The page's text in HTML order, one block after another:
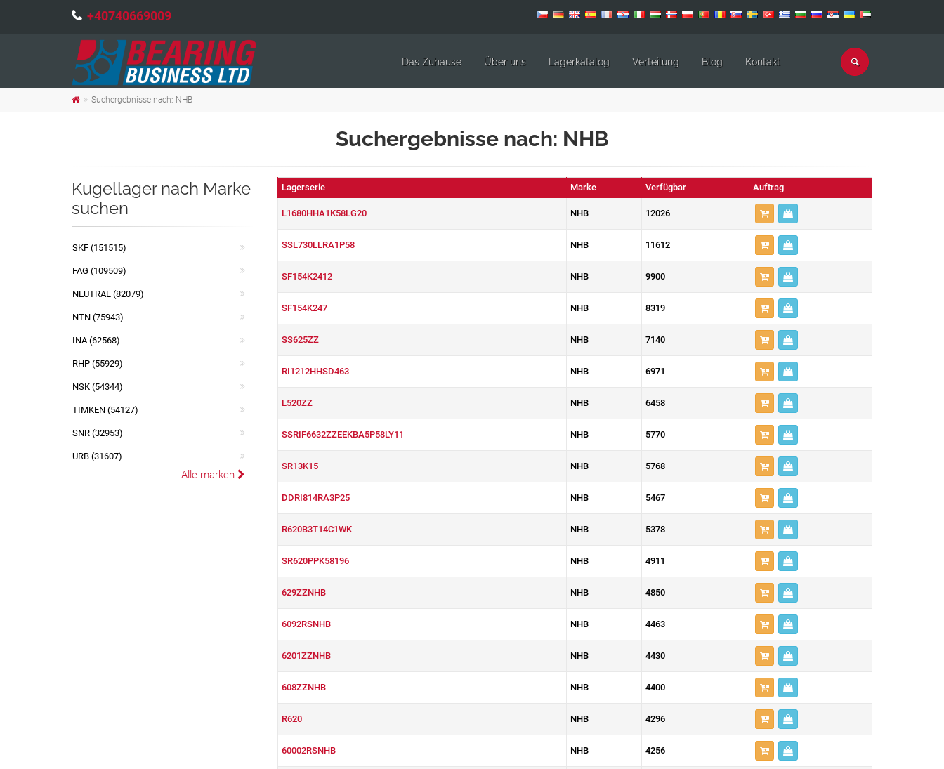
+40740669009
Das Zuhause Über uns Lagerkatalog Verteilung Blog Kontakt
Suchergebnisse nach: NHB
Suchergebnisse nach: NHB
Lagerserie Marke Verfügbar Auftrag
L1680HHA1K58LG20 NHB 12026
SSL730LLRA1P58 NHB 11612
SF154K2412 NHB 9900
SF154K247 NHB 8319
SS625ZZ NHB 7140
RI1212HHSD463 NHB 6971
L520ZZ NHB 6458
SSRIF6632ZZEEKBA5P58LY11 NHB 5770
SR13K15 NHB 5768
DDRI814RA3P25 NHB 5467
R620B3T14C1WK NHB 5378
SR620PPK58196 NHB 4911
629ZZNHB NHB 4850
6092RSNHB NHB 4463
6201ZZNHB NHB 4430
608ZZNHB NHB 4400
R620 NHB 4296
60002RSNHB NHB 4256
Kugellager nach Marke
suchen
SKF (151515)
FAG (109509)
NEUTRAL (82079)
NTN (75943)
INA (62568)
RHP (55929)
NSK (54344)
TIMKEN (54127)
SNR (32953)
URB (31607)
Alle marken